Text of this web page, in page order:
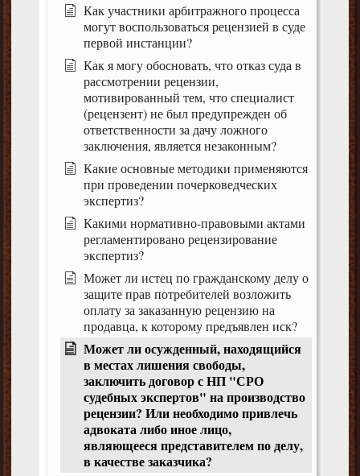
Как участники арбитражного процесса
могут воспользоваться рецензией в суде
первой инстанции?
Как я могу обосновать, что отказ суда в
рассмотрении рецензии,
мотивированный тем, что специалист
(рецензент) не был предупрежден об
ответственности за дачу ложного
заключения, является незаконным?
Какие основные методики применяются
при проведении почерковедческих
экспертиз?
Какими нормативно-правовыми актами
регламентировано рецензирование
экспертиз?
Может ли истец по гражданскому делу о
защите прав потребителей возложить
оплату за заказанную рецензию на
продавца, к которому предъявлен иск?
Может ли осужденный, находящийся
в местах лишения свободы,
заключить договор с НП "СРО
судебных экспертов" на производство
рецензии? Или необходимо привлечь
адвоката либо иное лицо,
являющееся представителем по делу,
в качестве заказчика?